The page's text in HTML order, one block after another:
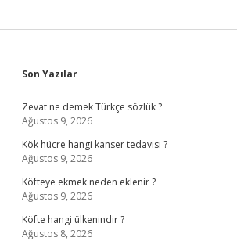
Sidebar
Son Yazılar
Zevat ne demek Türkçe sözlük ?
Ağustos 9, 2026
Kök hücre hangi kanser tedavisi ?
Ağustos 9, 2026
Köfteye ekmek neden eklenir ?
Ağustos 9, 2026
Köfte hangi ülkenindir ?
Ağustos 8, 2026